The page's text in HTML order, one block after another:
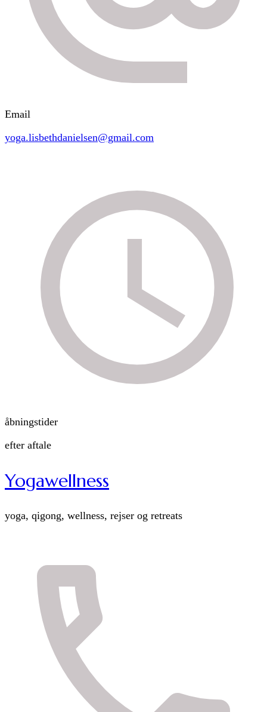
Email
yoga.lisbethdanielsen@gmail.com
åbningstider
efter aftale
Yogawellness
yoga, qigong, wellness, rejser og retreats